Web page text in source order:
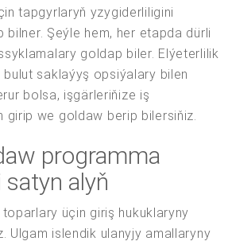
tapgyrlaryň yzygiderliligini
bilner. Şeýle hem, her etapda dürli
goldap biler. Elýeterlilik
saklaýyş opsiýalary bilen
bolsa, işgärleriňize iş
girip we goldaw berip bilersiňiz.
programma
alyň
toparlary üçin giriş hukuklaryny
Ulgam islendik ulanyjy amallaryny